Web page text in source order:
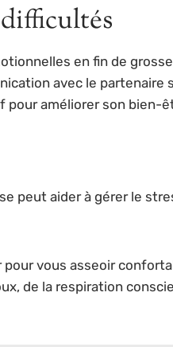
en fin de
avec le
améliorer son bien-
peut aider à gérer le
vous asseoir
de la respiration